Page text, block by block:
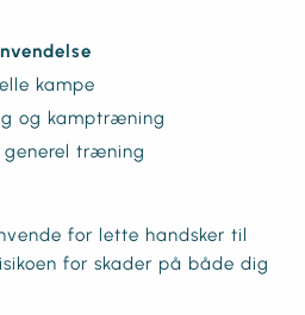
kampe
og kamptræning
generel træning
for lette handsker til
for skader på både dig